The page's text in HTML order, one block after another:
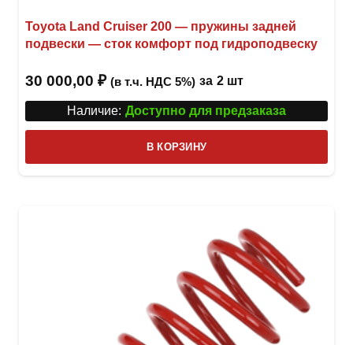
Toyota Land Cruiser 200 — пружины задней
подвески — сток комфорт под гидроподвеску
30 000,00 ₽ (в т.ч. НДС 5%) за 2 шт
Наличие: Доступно для предзаказа
В КОРЗИНУ